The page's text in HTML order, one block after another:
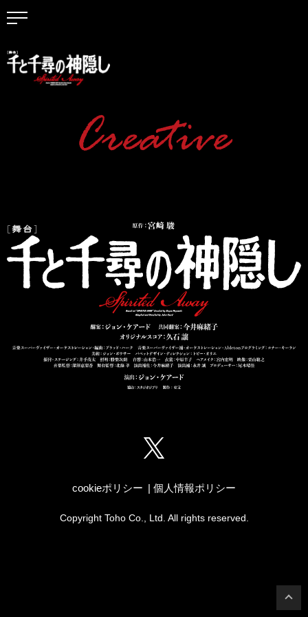
cookieポリシー 個人情報ポリシー
Copyright Toho Co., Ltd. All rights reserved.